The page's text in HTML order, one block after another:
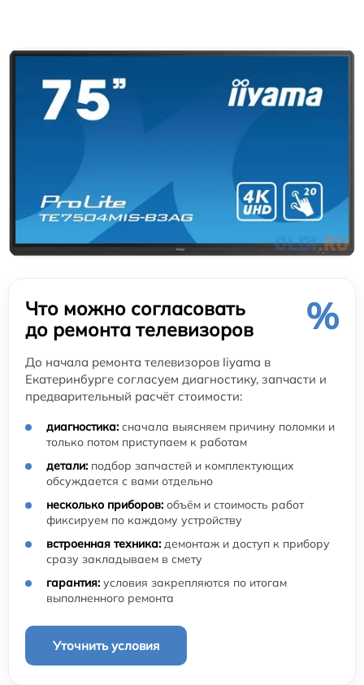
Что можно согласовать
до ремонта телевизоров
%
До начала ремонта телевизоров Iiyama в
Екатеринбурге согласуем диагностику, запчасти и
предварительный расчёт стоимости:
диагностика: сначала выясняем причину поломки и
только потом приступаем к работам
детали: подбор запчастей и комплектующих
обсуждается с вами отдельно
несколько приборов: объём и стоимость работ
фиксируем по каждому устройству
встроенная техника: демонтаж и доступ к прибору
сразу закладываем в смету
гарантия: условия закрепляются по итогам
выполненного ремонта
Уточнить условия